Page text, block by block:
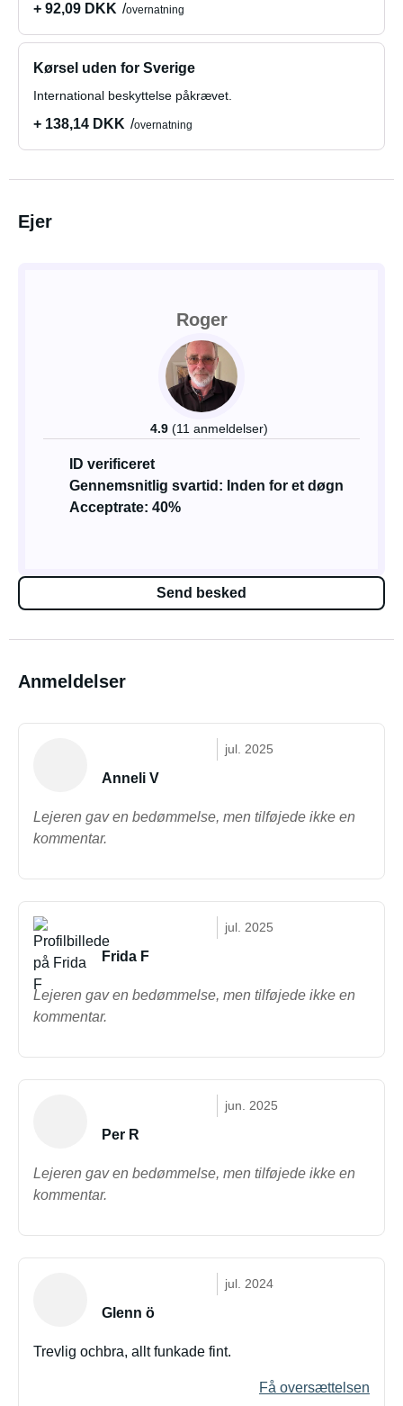
+ 92,09 DKK overnatning
Kørsel uden for Sverige
International beskyttelse påkrævet.
+ 138,14 DKK overnatning
Ejer
Roger
4.9 (11 anmeldelser)
ID verificeret
Gennemsnitlig svartid: Inden for et døgn
Acceptrate: 40%
Send besked
Anmeldelser
jul. 2025
Anneli V
Lejeren gav en bedømmelse, men tilføjede ikke en
kommentar.
jul. 2025
Frida F
Lejeren gav en bedømmelse, men tilføjede ikke en
kommentar.
jun. 2025
Per R
Lejeren gav en bedømmelse, men tilføjede ikke en
kommentar.
jul. 2024
Glenn ö
Trevlig ochbra, allt funkade fint.
Få oversættelsen